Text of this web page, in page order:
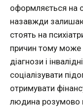
оформляється на
назавжди
стоять на
причин тому може
діагнози і
соціалізувати
отримувати
людина розумово